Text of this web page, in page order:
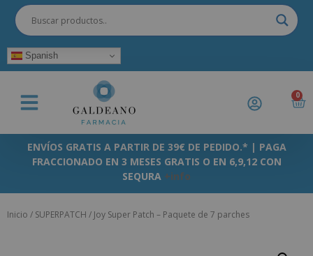
Spanish
0
ENVÍOS GRATIS A PARTIR DE 39€ DE PEDIDO.* | PAGA
FRACCIONADO EN 3 MESES GRATIS O EN 6,9,12 CON
SEQURA +info
Inicio / SUPERPATCH / Joy Super Patch – Paquete de 7 parches